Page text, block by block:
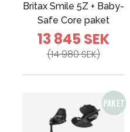
Britax Smile 5Z + Baby-
Safe Core paket
13 845 SEK
(14 980 SEK)